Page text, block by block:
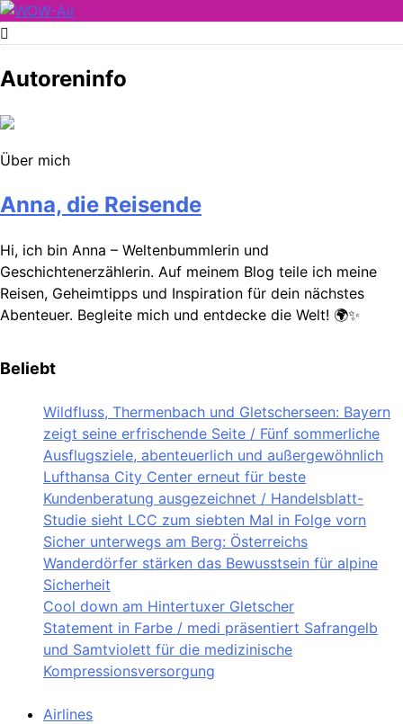
Skip
to
WOW-Air
Autoreninfo
Über mich
Anna, die Reisende
Hi, ich bin Anna – Weltenbummlerin und
Geschichtenerzählerin. Auf meinem Blog teile ich meine
Reisen, Geheimtipps und Inspiration für dein nächstes
Abenteuer. Begleite mich und entdecke die Welt! 🌍✨
Beliebt
Wildfluss, Thermenbach und Gletscherseen: Bayern
zeigt seine erfrischende Seite / Fünf sommerliche
Ausflugsziele, abenteuerlich und außergewöhnlich
Lufthansa City Center erneut für beste
Kundenberatung ausgezeichnet / Handelsblatt-
Studie sieht LCC zum siebten Mal in Folge vorn
Sicher unterwegs am Berg: Österreichs
Wanderdörfer stärken das Bewusstsein für alpine
Sicherheit
Cool down am Hintertuxer Gletscher
Statement in Farbe / medi präsentiert Safrangelb
und Samtviolett für die medizinische
Kompressionsversorgung
Airlines